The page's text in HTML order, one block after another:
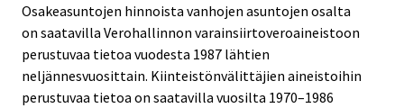
Osakeasuntojen hinnoista vanhojen asuntojen osalta
on saatavilla Verohallinnon varainsiirtoveroaineistoon
perustuvaa tietoa vuodesta 1987 lähtien
neljännesvuosittain. Kiinteistönvälittäjien aineistoihin
perustuvaa tietoa on saatavilla vuosilta 1970–1986